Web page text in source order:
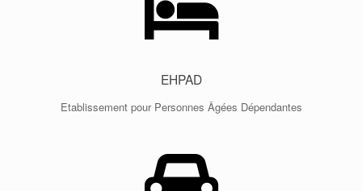
EHPAD
Etablissement pour Personnes Âgées Dépendantes